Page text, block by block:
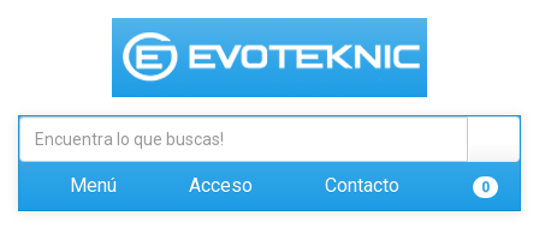
Menú Acceso Contacto 0